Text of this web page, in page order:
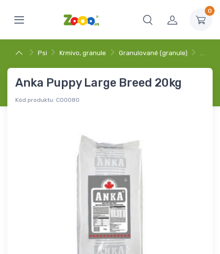
0
Psi Krmivo, granule Granulované (granule) …
Anka Puppy Large Breed 20kg
Kód produktu: C00080